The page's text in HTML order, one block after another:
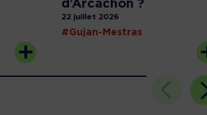
d’Arcachon ?
22 juillet 2026
#Gujan-Mestras